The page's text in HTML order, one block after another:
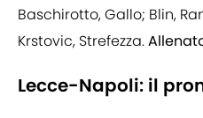
Baschirotto, Gallo; Blin,
Krstovic, Strefezza.
Lecce-Napoli: il